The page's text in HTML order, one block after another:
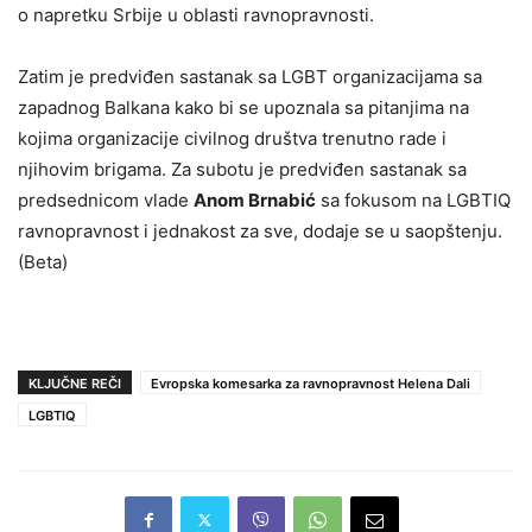
o napretku Srbije u oblasti ravnopravnosti.
Zatim je predviđen sastanak sa LGBT organizacijama sa
zapadnog Balkana kako bi se upoznala sa pitanjima na
kojima organizacije civilnog društva trenutno rade i
njihovim brigama. Za subotu je predviđen sastanak sa
predsednicom vlade Anom Brnabić sa fokusom na LGBTIQ
ravnopravnost i jednakost za sve, dodaje se u saopštenju.
(Beta)
KLJUČNE REČI
Evropska komesarka za ravnopravnost Helena Dali
LGBTIQ